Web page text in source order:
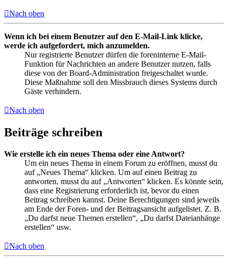
Nach oben
Wenn ich bei einem Benutzer auf den E-Mail-Link klicke,
werde ich aufgefordert, mich anzumelden.
Nur registrierte Benutzer dürfen die foreninterne E-Mail-
Funktion für Nachrichten an andere Benutzer nutzen, falls
diese von der Board-Administration freigeschaltet wurde.
Diese Maßnahme soll den Missbrauch dieses Systems durch
Gäste verhindern.
Nach oben
Beiträge schreiben
Wie erstelle ich ein neues Thema oder eine Antwort?
Um ein neues Thema in einem Forum zu eröffnen, musst du
auf „Neues Thema“ klicken. Um auf einen Beitrag zu
antworten, musst du auf „Antworten“ klicken. Es könnte sein,
dass eine Registrierung erforderlich ist, bevor du einen
Beitrag schreiben kannst. Deine Berechtigungen sind jeweils
am Ende der Foren- und der Beitragsansicht aufgelistet. Z. B.
„Du darfst neue Themen erstellen“, „Du darfst Dateianhänge
erstellen“ usw.
Nach oben